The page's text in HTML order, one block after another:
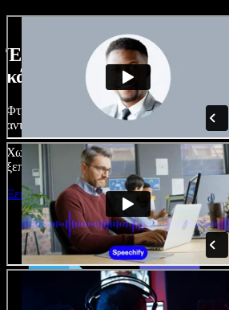
Ένα μικρό δείγμα από όσα
κάνετε με το Speechify
Φτιάξτε voice overs, προσθέστε δωρεάν
αντιγραφή φωνής – ολοκληρωμένα audio/
Χωρίς καμπύλη εκμάθησης και με όλα
ξεπερνούν τα κλασικά όρια και δίνουν ζωή
Ξεκινήστε με το Studio